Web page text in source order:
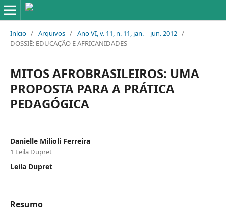
Início / Arquivos / Ano VI, v. 11, n. 11, jan. – jun. 2012 /
DOSSIÊ: EDUCAÇÃO E AFRICANIDADES
MITOS AFROBRASILEIROS: UMA
PROPOSTA PARA A PRÁTICA
PEDAGÓGICA
Danielle Milioli Ferreira
1 Leila Dupret
Leila Dupret
Resumo